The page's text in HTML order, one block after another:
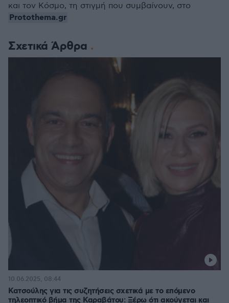
Σχετικά Άρθρα
Κατσούλης για τις συζητήσεις σχετικά με το επόμενο
τηλεοπτικό βήμα της Καραβάτου: Ξέρω ότι ακούγεται και
10.06.2025, 08:44
και τον Κόσμο, τη στιγμή που συμβαίνουν, στο
Protothema.gr